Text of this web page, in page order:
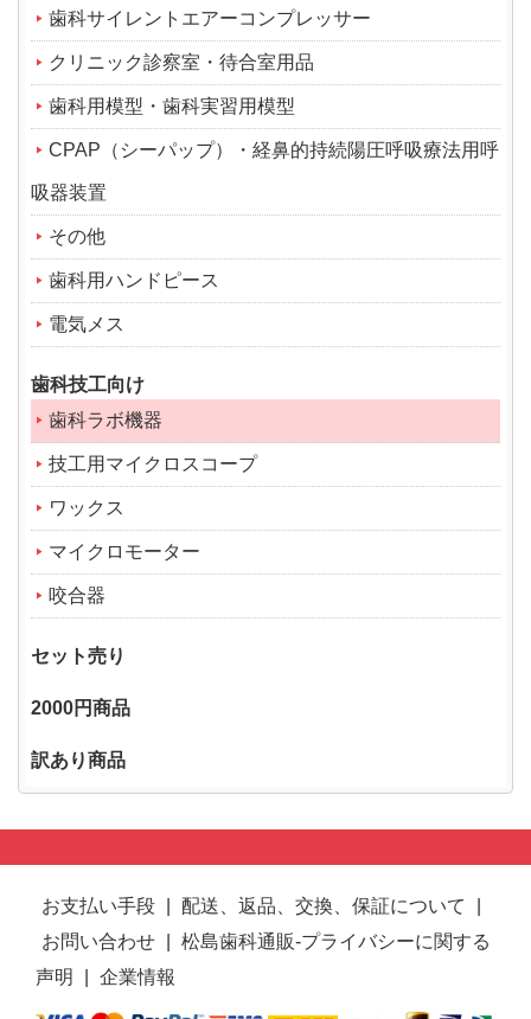
歯科サイレントエアーコンプレッサー
クリニック診察室・待合室用品
歯科用模型・歯科実習用模型
CPAP（シーパップ）・経鼻的持続陽圧呼吸療法用呼
吸器装置
その他
歯科用ハンドピース
電気メス
歯科技工向け
歯科ラボ機器
技工用マイクロスコープ
ワックス
マイクロモーター
咬合器
セット売り
2000円商品
訳あり商品
お支払い手段 配送、返品、交換、保証について
お問い合わせ
松島歯科通販-プライバシーに関する
声明
企業情報